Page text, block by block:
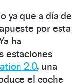
ya que a día de
por esta
ha
estaciones
2.0, una
el coche